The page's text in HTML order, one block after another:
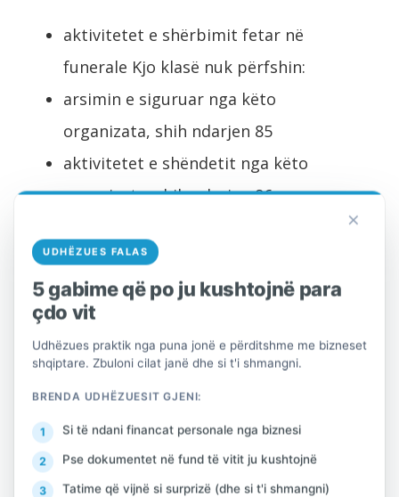
aktivitetet e shërbimit fetar në
funerale Kjo klasë nuk përfshin:
arsimin e siguruar nga këto
organizata, shih ndarjen 85
aktivitetet e shëndetit nga këto
organizata, shih ndarjen 86
organizata, shih ndarjen 87, 88
94.92 Aktivitete të
organizatave politike
Kjo klasë përfshin:
organizatat ndihmëse si shoqatat rinore të
një partie politike.
×
UDHËZUES FALAS
5 gabime që po ju kushtojnë para
çdo vit
Udhëzues praktik nga puna jonë e përditshme me bizneset
shqiptare. Zbuloni cilat janë dhe si t'i shmangni.
BRENDA UDHËZUESIT GJENI:
Si të ndani financat personale nga biznesi
Pse dokumentet në fund të vitit ju kushtojnë
Tatime që vijnë si surprizë (dhe si t'i shmangni)